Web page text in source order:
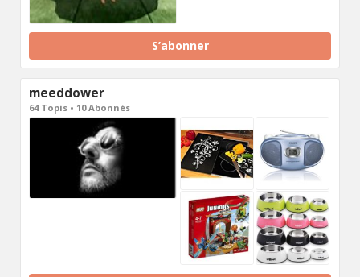
S’abonner
meeddower
64 Topis • 10 Abonnés